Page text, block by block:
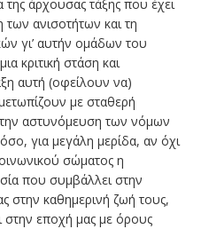
άρχουσας τάξης που έχει
ανισοτήτων και τη
γι’ αυτήν ομάδων του
κριτική στάση και
αυτή (οφείλουν να)
με σταθερή
αστυνόμευση των νόμων
για μεγάλη μερίδα, αν όχι
σώματος η
που συμβάλλει στην
στην καθημερινή ζωή τους,
εποχή μας με όρους